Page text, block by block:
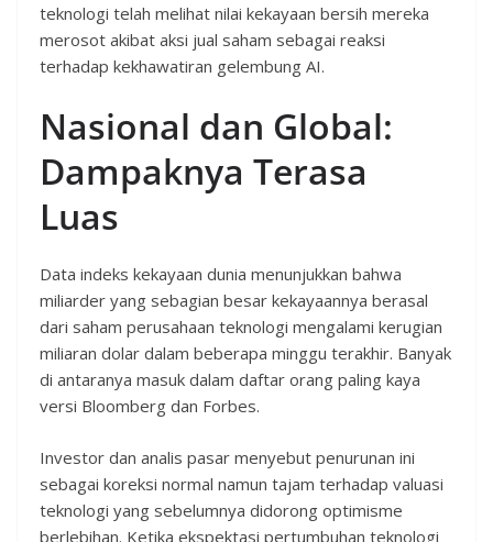
teknologi telah melihat nilai kekayaan bersih mereka
merosot akibat aksi jual saham sebagai reaksi
terhadap kekhawatiran gelembung AI.
Nasional dan Global:
Dampaknya Terasa
Luas
Data indeks kekayaan dunia menunjukkan bahwa
miliarder yang sebagian besar kekayaannya berasal
dari saham perusahaan teknologi mengalami kerugian
miliaran dolar dalam beberapa minggu terakhir. Banyak
di antaranya masuk dalam daftar orang paling kaya
versi Bloomberg dan Forbes.
Investor dan analis pasar menyebut penurunan ini
sebagai koreksi normal namun tajam terhadap valuasi
teknologi yang sebelumnya didorong optimisme
berlebihan. Ketika ekspektasi pertumbuhan teknologi